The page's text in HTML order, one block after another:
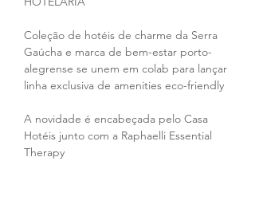
Coleção de hotéis de charme da Serra
Gaúcha e marca de bem-estar porto-
alegrense se unem em colab para lançar
linha exclusiva de amenities eco-friendly
A novidade é encabeçada pelo Casa
Hotéis junto com a Raphaelli Essential
Therapy